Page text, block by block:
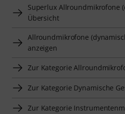
Superlux Allroundmikrofone
Übersicht
Allroundmikrofone
anzeigen
Zur Kategorie
Zur Kategorie Dynamische
Zur Kategorie